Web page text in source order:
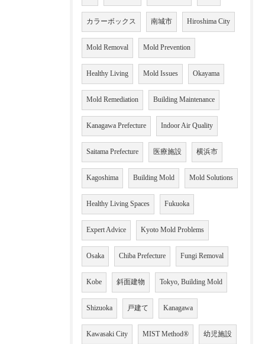
カラーボックス 南城市 Hiroshima City
Mold Removal Mold Prevention
Healthy Living Mold Issues Okayama
Mold Remediation Building Maintenance
Kanagawa Prefecture Indoor Air Quality
Saitama Prefecture 医療施設 横浜市
Kagoshima Building Mold Mold Solutions
Healthy Living Spaces Fukuoka
Expert Advice Kyoto Mold Problems
Osaka Chiba Prefecture Fungi Removal
Kobe 斜面建物 Tokyo, Building Mold
Shizuoka 戸建て Kanagawa
Kawasaki City MIST Method® 幼児施設